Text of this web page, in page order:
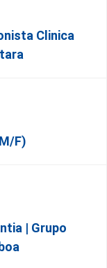
Clinica
f)
| Grupo